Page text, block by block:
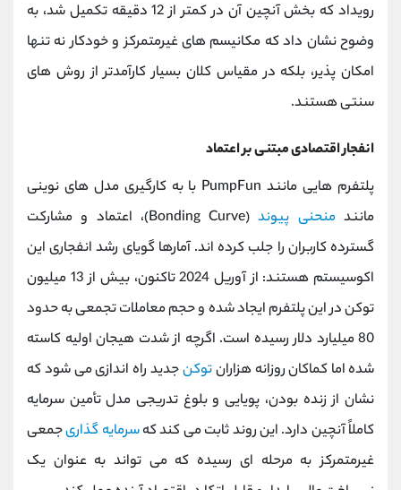
رویداد که بخش آنچین آن در کمتر از 12 دقیقه تکمیل شد، به
وضوح نشان داد که مکانیسم ‌های غیرمتمرکز و خودکار نه تنها
امکان‌ پذیر، بلکه در مقیاس کلان بسیار کارآمدتر از روش ‌های
سنتی هستند.
انفجار اقتصادی مبتنی بر اعتماد
پلتفرم ‌هایی مانند PumpFun با به کارگیری مدل ‌های نوینی
مانندمنحنی پیوند
(Bonding Curve)، اعتماد و مشارکت
گسترده کاربران را جلب کرده ‌اند. آمارها گویای رشد انفجاری این
اکوسیستم هستند: از آوریل 2024 تاکنون، بیش از 13 میلیون
توکن در این پلتفرم ایجاد شده و حجم معاملات تجمعی به حدود
80 میلیارد دلار رسیده است. اگرچه از شدت هیجان اولیه کاسته
شده اما کماکان روزانه هزارانتوکنجدید راه ‌اندازی می ‌شود که
نشان از زنده بودن، پویایی و بلوغ تدریجی مدل تأمین سرمایه
کاملاً آنچین دارد. این روند ثابت می کند کهسرمایه ‌گذاریجمعی
غیرمتمرکز به مرحله ‌ای رسیده که می ‌تواند به عنوان یک